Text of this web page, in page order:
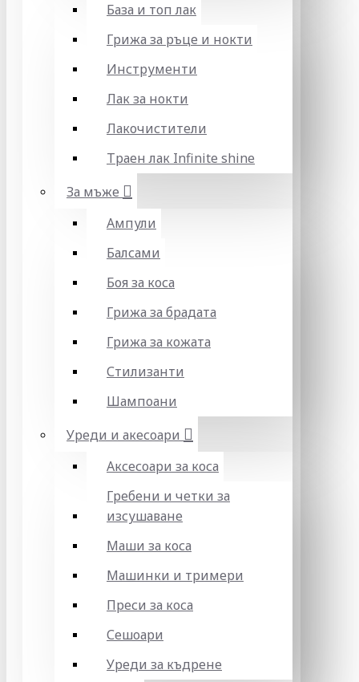
База и топ лак
Грижа за ръце и нокти
Инструменти
Лак за нокти
Лакочистители
Траен лак Infinite shine
За мъже
Ампули
Балсами
Боя за коса
Грижа за брадата
Грижа за кожата
Стилизанти
Шампоани
Уреди и акесоари
Аксесоари за коса
Гребени и четки за
изсушаване
Маши за коса
Машинки и тримери
Преси за коса
Сешоари
Уреди за къдрене